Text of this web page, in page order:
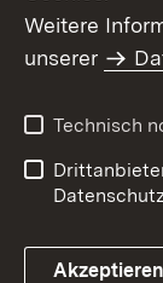
Weitere
unserer
Technisch
Akzeptieren